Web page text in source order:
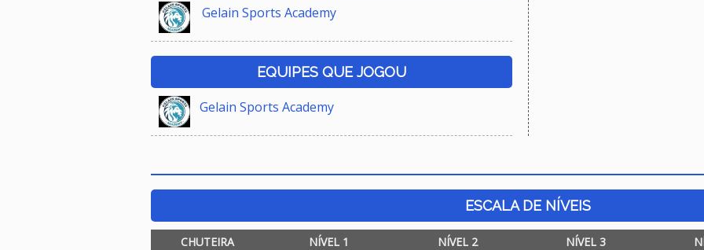
Gelain Sports Academy
EQUIPES QUE JOGOU
Gelain Sports Academy
ESCALA DE NÍVEIS
CHUTEIRA NÍVEL 1 NÍVEL 2 NÍVEL 3